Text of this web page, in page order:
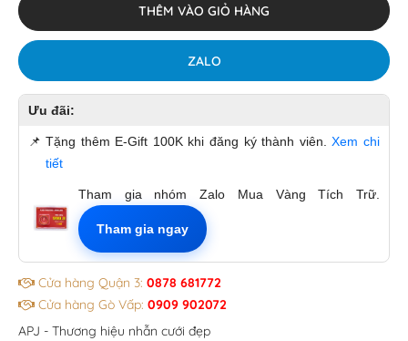
THÊM VÀO GIỎ HÀNG
ZALO
Ưu đãi:
📌 Tặng thêm E-Gift 100K khi đăng ký thành viên.Xem chi
tiết
Tham gia nhóm Zalo Mua Vàng Tích Trữ.
Tham gia ngay
Cửa hàng Quận 3: 0878 681772
Cửa hàng Gò Vấp: 0909 902072
APJ - Thương hiệu nhẫn cưới đẹp